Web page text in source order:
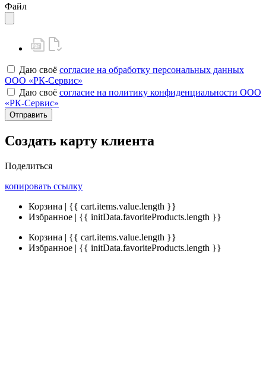
Файл
Даю своё согласие на обработку персональных данных
ООО «РК-Сервис»
Даю своё согласие на политику конфиденциальности ООО
«РК-Сервис»
Отправить
Создать карту клиента
Поделиться
копировать ссылку
Корзина | {{ cart.items.value.length }}
Избранное | {{ initData.favoriteProducts.length }}
Корзина | {{ cart.items.value.length }}
Избранное | {{ initData.favoriteProducts.length }}